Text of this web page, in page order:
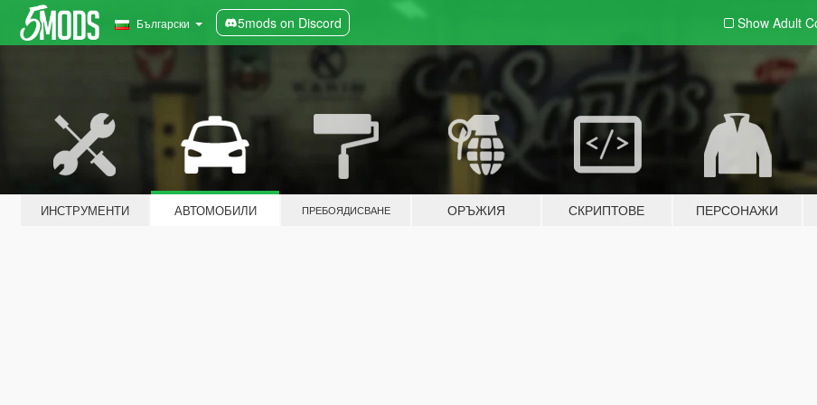
Български 5mods on Discord Show Adult
ИНСТРУМЕНТИ АВТОМОБИЛИ ПРЕБОЯДИСВАНЕ ОРЪЖИЯ СКРИПТОВЕ ПЕРСОНАЖИ